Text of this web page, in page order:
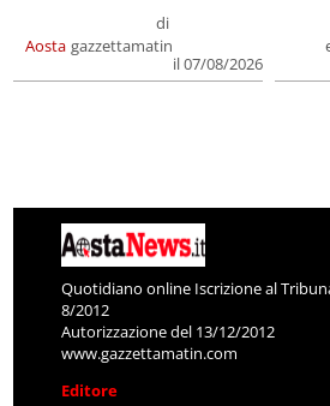
Aosta
di
gazzettamatin
il 07/08/2026
Quotidiano online Iscrizione al
8/2012
Autorizzazione del 13/12/2012
www.gazzettamatin.com
Editore